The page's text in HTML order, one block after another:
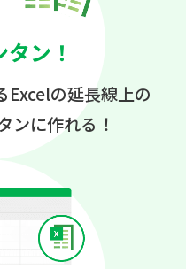
ン！
Excelの延長線上の
ンに作れる！